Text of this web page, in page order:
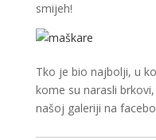
smijeh!
Tko je bio najbolji, u
kome su narasli
našoj galeriji na